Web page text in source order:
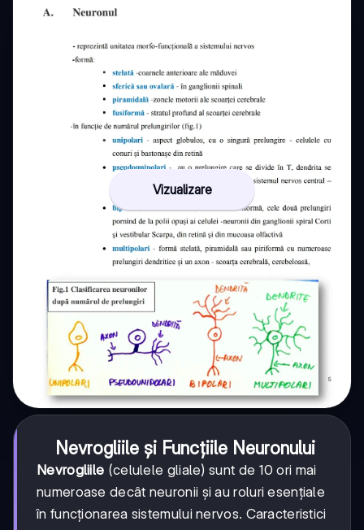
Vizualizare
Nevrogliile și Funcțiile Neuronului
Nevrogliile (celulele gliale) sunt de 10 ori mai
numeroase decât neuronii și au roluri esențiale
în funcționarea sistemului nervos. Caracteristici